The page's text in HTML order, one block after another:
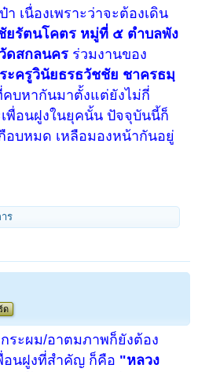
า เนื่องเพราะว่าจะต้องเดิน
ยรัตนโคตร หมู่ที่ ๕ ตำบลพัง
ดสกลนคร ร่วมงานของ
ะครูวินัยธรธวัชชัย ชาครธมฺ
บหากันมาตั้งแต่ยังไม่กี่
พื่อนฝูงในยุคนั้น ปัจจุบันนี้ก็
อบหมด เหลือมองหน้ากันอยู่
ร
ด
ระผม/อาตมภาพก็ยังต้อง
อนฝูงที่สำคัญ ก็คือ "หลวง